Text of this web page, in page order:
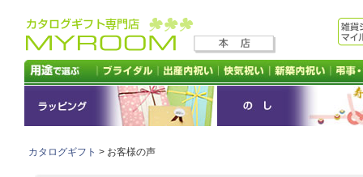
カタログギフト > お客様の声